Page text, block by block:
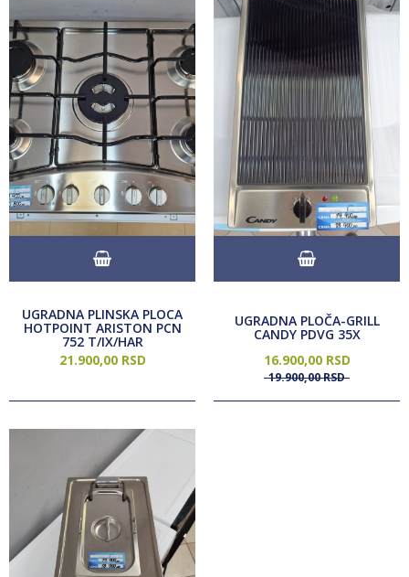
UGRADNA PLINSKA PLOCA
HOTPOINT ARISTON PCN
752 T/IX/HAR
21.900,00 RSD
UGRADNA PLOČA-GRILL
CANDY PDVG 35X
16.900,00 RSD
19.900,00RSD